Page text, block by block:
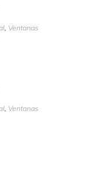
Ventanas
Ventanas